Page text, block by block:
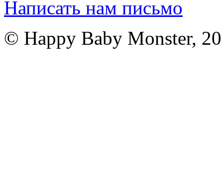
Написать нам письмо
© Happy Baby Monster,